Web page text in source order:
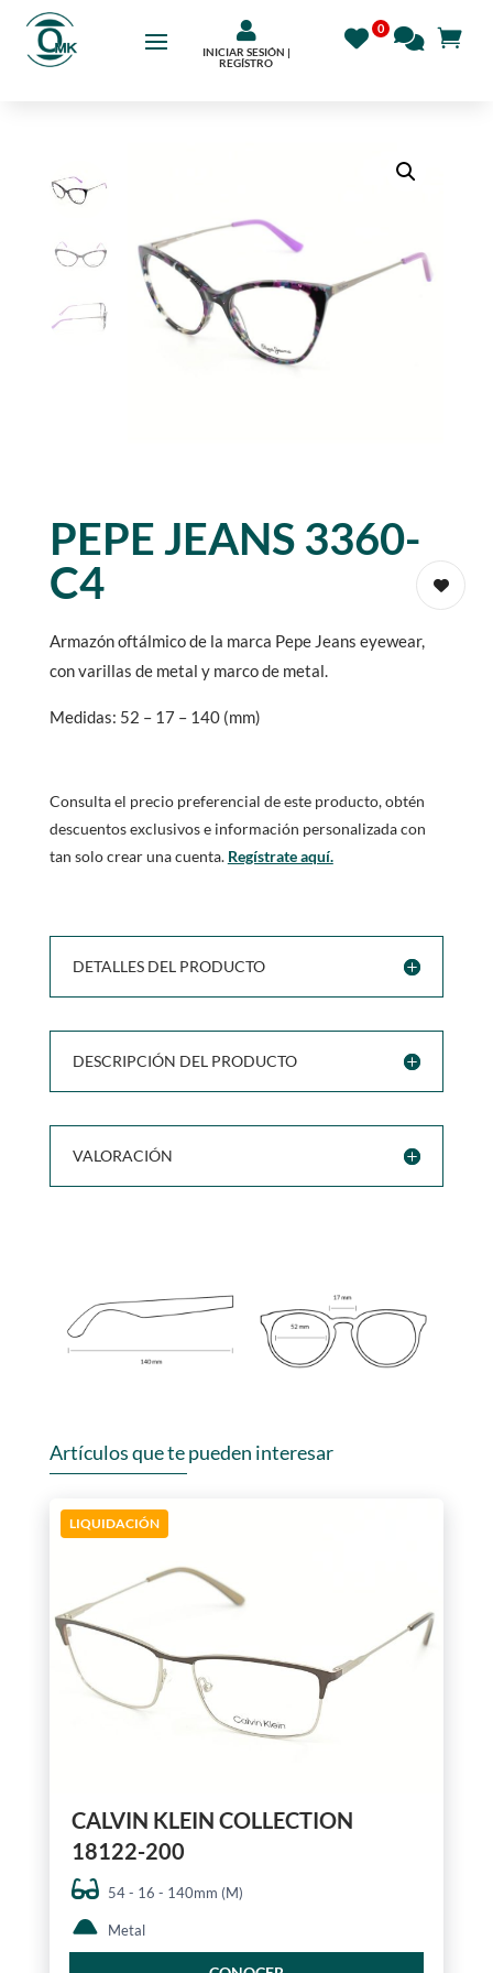

INICIAR SESIÓN |
REGÍSTRO
PEPE JEANS 3360-
C4
Armazón oftálmico de la marca Pepe Jeans eyewear,
con varillas de metal y marco de metal.
Medidas: 52 – 17 – 140 (mm)
Consulta el precio preferencial de este producto, obtén
descuentos exclusivos e información personalizada con
tan solo crear una cuenta. Regístrate aquí.
DETALLES DEL PRODUCTO
DESCRIPCIÓN DEL PRODUCTO
VALORACIÓN
Artículos que te pueden interesar
LIQUIDACIÓN
CALVIN KLEIN COLLECTION
18122-200
54 - 16 - 140mm (M)
Metal